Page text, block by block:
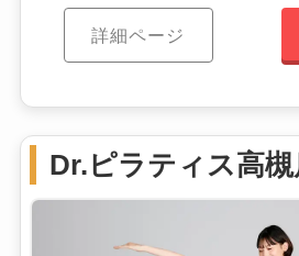
詳細ページ
Dr.ピラティス高槻